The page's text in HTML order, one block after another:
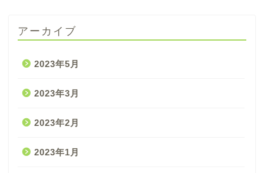
アーカイブ
2023年5月
2023年3月
2023年2月
2023年1月